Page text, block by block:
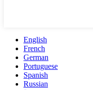
English
French
German
Portuguese
Spanish
Russian